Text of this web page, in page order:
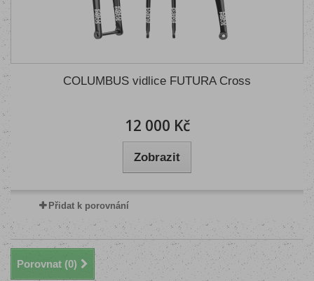
COLUMBUS vidlice FUTURA Cross
12 000 Kč
Zobrazit
Přidat k porovnání
Porovnat (0)